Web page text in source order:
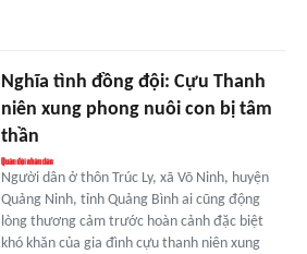
Nghĩa tình đồng đội: Cựu Thanh
niên xung phong nuôi con bị tâm
thần
Người dân ở thôn Trúc Ly, xã Võ Ninh, huyện
Quảng Ninh, tỉnh Quảng Bình ai cũng động
lòng thương cảm trước hoàn cảnh đặc biệt
khó khăn của gia đình cựu thanh niên xung